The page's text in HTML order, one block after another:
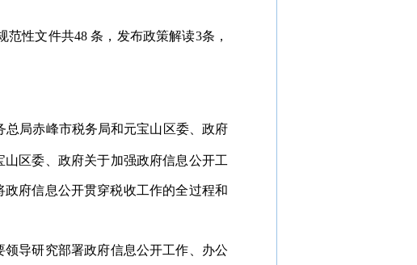
范性文件共48 条， 发布政策解读3条，
局赤峰市税务局和元宝山区委、政府
区委、政府关于加强政府信息公开工
府信息公开贯穿税收工作的全过程和
导研究部署政府信息公开工作、办公